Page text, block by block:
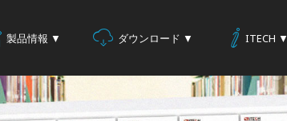
製品情報 ▼ ダウンロード ▼ ITECH ▼